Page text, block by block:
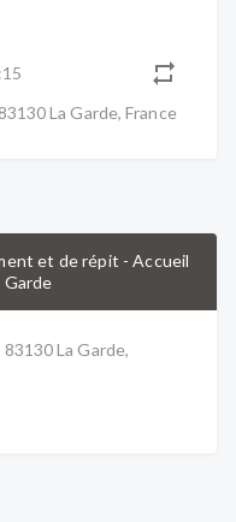
La Garde, France
et de répit - Accueil
Garde
La Garde,